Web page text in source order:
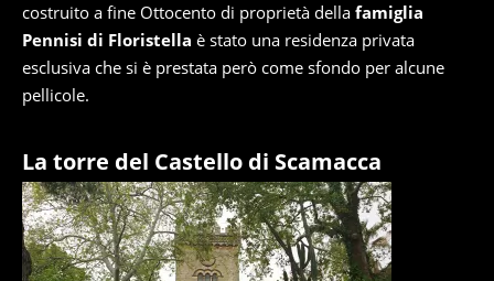
costruito a fine Ottocento di proprietà della famiglia
Pennisi di Floristella è stato una residenza privata
esclusiva che si è prestata però come sfondo per alcune
pellicole.
La torre del Castello di Scamacca